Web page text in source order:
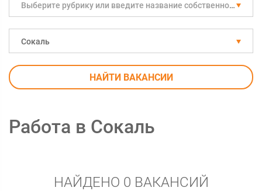
Выберите рубрику или введите название собственноручно
Сокаль
НАЙТИ ВАКАНСИИ
Работа в Сокаль
НАЙДЕНО 0 ВАКАНСИЙ